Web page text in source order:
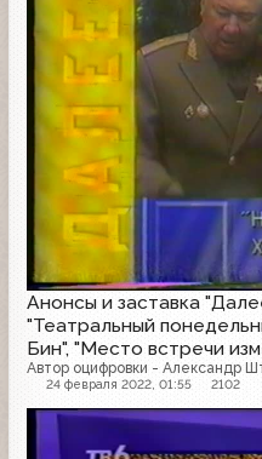
Анонсы и заставка
"Театральный
Бин", "Место встречи
Автор оцифровки - Александр
24 февраля 2022, 01:55 2102
Анонс